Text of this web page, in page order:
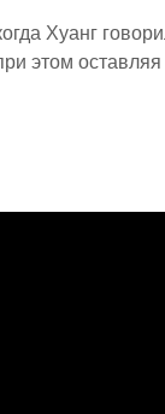
Хуанг
этом